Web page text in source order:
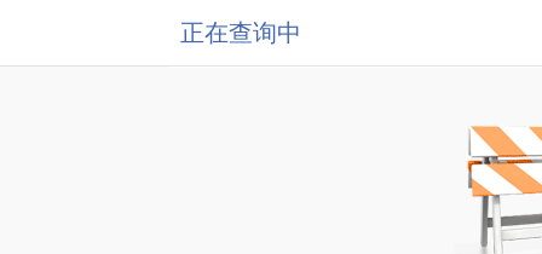
正在查询中